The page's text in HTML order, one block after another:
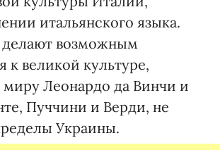
итальянского языка.
возможным
к великой культуре,
Леонардо да Винчи и
Пуччини и Верди, не
Украины.